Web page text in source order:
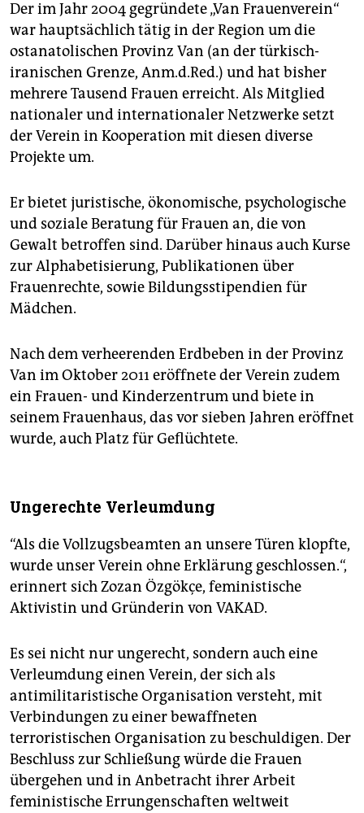
Der im Jahr 2004 gegründete „Van Frauenverein“
war hauptsächlich tätig in der Region um die
ostanatolischen Provinz Van (an der türkisch-
iranischen Grenze, Anm.d.Red.) und hat bisher
mehrere Tausend Frauen erreicht. Als Mitglied
nationaler und internationaler Netzwerke setzt
der Verein in Kooperation mit diesen diverse
Projekte um.
Er bietet juristische, ökonomische, psychologische
und soziale Beratung für Frauen an, die von
Gewalt betroffen sind. Darüber hinaus auch Kurse
zur Alphabetisierung, Publikationen über
Frauenrechte, sowie Bildungsstipendien für
Mädchen.
Nach dem verheerenden Erdbeben in der Provinz
Van im Oktober 2011 eröffnete der Verein zudem
ein Frauen- und Kinderzentrum und biete in
seinem Frauenhaus, das vor sieben Jahren eröffnet
wurde, auch Platz für Geflüchtete.
Ungerechte Verleumdung
“Als die Vollzugsbeamten an unsere Türen klopfte,
wurde unser Verein ohne Erklärung geschlossen.“,
erinnert sich Zozan Özgökçe, feministische
Aktivistin und Gründerin von VAKAD.
Es sei nicht nur ungerecht, sondern auch eine
Verleumdung einen Verein, der sich als
antimilitaristische Organisation versteht, mit
Verbindungen zu einer bewaffneten
terroristischen Organisation zu beschuldigen. Der
Beschluss zur Schließung würde die Frauen
übergehen und in Anbetracht ihrer Arbeit
feministische Errungenschaften weltweit